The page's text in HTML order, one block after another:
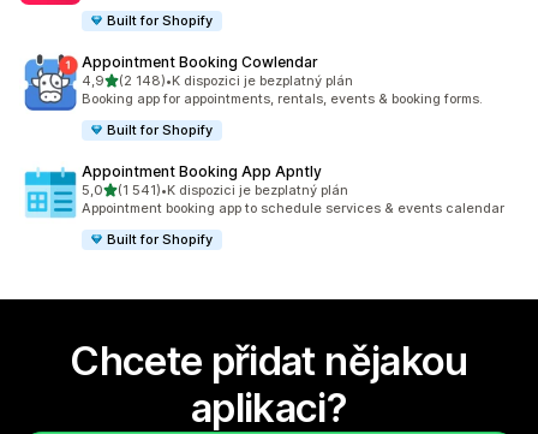
Built for Shopify
Appointment Booking Cowlendar
4,9z 5 hvězd
(2 148)
Celkový počet recenzí: 2148
•K dispozici je bezplatný plán
Booking app for appointments, rentals, events & booking forms.
Built for Shopify
Appointment Booking App Apntly
5,0z 5 hvězd
(1 541)
Celkový počet recenzí: 1541
•K dispozici je bezplatný plán
Appointment booking app to schedule services & events calendar
Built for Shopify
Chcete přidat nějakou
aplikaci?